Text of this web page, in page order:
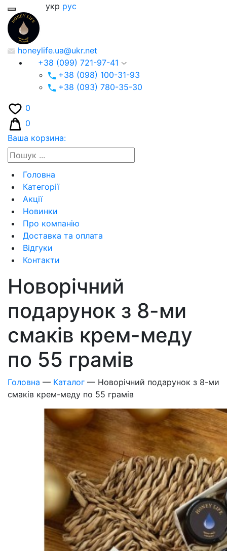
укр рус
honeylife.ua@ukr.net
+38 (099) 721-97-41
+38 (098) 100-31-93
+38 (093) 780-35-30
0
0
Ваша корзина:
Головна
Категорії
Акції
Новинки
Про компанію
Доставка та оплата
Відгуки
Контакти
Новорічний
подарунок з 8-ми
смаків крем-меду
по 55 грамів
Головна — Каталог — Новорічний подарунок з 8-ми
смаків крем-меду по 55 грамів